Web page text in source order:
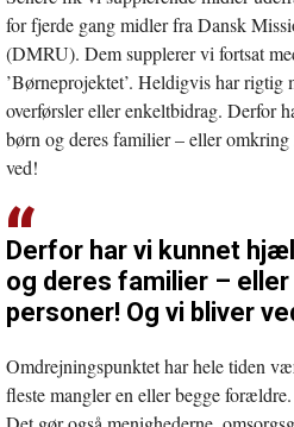
for fjerde gang midler fra Dansk
(DMRU). Dem supplerer vi fortsat
’Børneprojektet’. Heldigvis har rigtig
overførsler eller enkeltbidrag. Derfor
børn og deres familier – eller
ved!
Derfor har vi kunnet
og deres familier –
personer! Og vi bliver
Omdrejningspunktet har hele tiden
fleste mangler en eller begge